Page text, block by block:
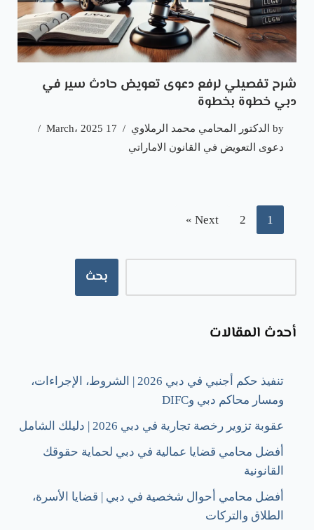
شرح تفصيلي لرفع دعوى تعويض حادث سير في
دبي خطوة بخطوة
by الدكتور المحامي محمد الرملاوي
17 March، 2025
دعوى التعويض في القانون الاماراتي
1
2
Next »
بحث
أحدث المقالات
تنفيذ حكم أجنبي في دبي 2026 | الشروط، الإجراءات،
ومسار محاكم دبي وDIFC
عقوبة تزوير رخصة تجارية في دبي 2026 | دليلك الشامل
أفضل محامي قضايا عمالية في دبي لحماية حقوقك
القانونية
أفضل محامي أحوال شخصية في دبي | قضايا الأسرة،
الطلاق والتركات